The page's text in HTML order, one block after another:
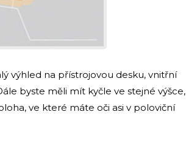
výhled na přístrojovou desku, vnitřní
byste měli mít kyčle ve stejné výšce,
ve které máte oči asi v poloviční